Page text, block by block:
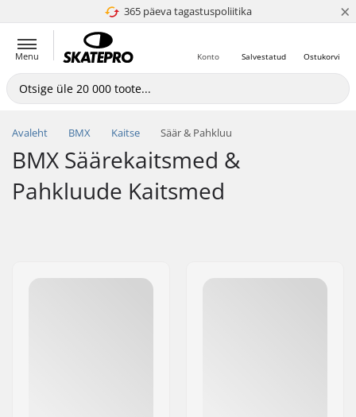
365 päeva tagastuspoliitika
4.8 paljaks 5 ×
Menu Ostukorvi
Salvestatud
Konto
Avaleht BMX Kaitse Säär & Pahkluu
BMX Säärekaitsmed &
Pahkluude Kaitsmed